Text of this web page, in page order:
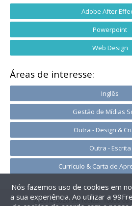
Adobe After
Powerpoint
Web Design
Áreas de interesse:
Inglês
Gestão de Mídias
Outra - Design &
Outra - Escrita
Currículo & Carta de
@2014-2026 99Freelas. Todos
Nós fazemos uso de cookies em
a sua experiência. Ao utilizar a